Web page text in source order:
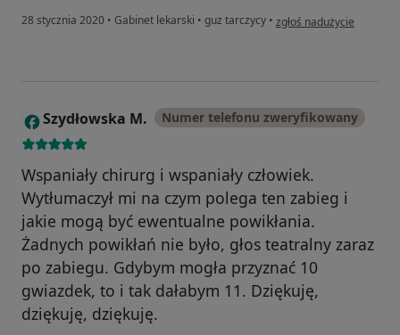
28 stycznia 2020 • Gabinet lekarski • guz tarczycy • w opinii użytkownika
zgłoś nadużycie
S Szydłowska M. Numer telefonu zweryfikowany
Wspaniały chirurg i wspaniały człowiek.
Wytłumaczył mi na czym polega ten zabieg i
jakie mogą być ewentualne powikłania.
Żadnych powikłań nie było, głos teatralny zaraz
po zabiegu. Gdybym mogła przyznać 10
gwiazdek, to i tak dałabym 11. Dziękuję,
dziękuję, dziękuję.